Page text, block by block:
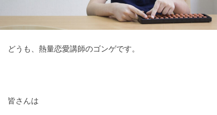
どうも、熱量恋愛講師のゴンゲです。
皆さんは